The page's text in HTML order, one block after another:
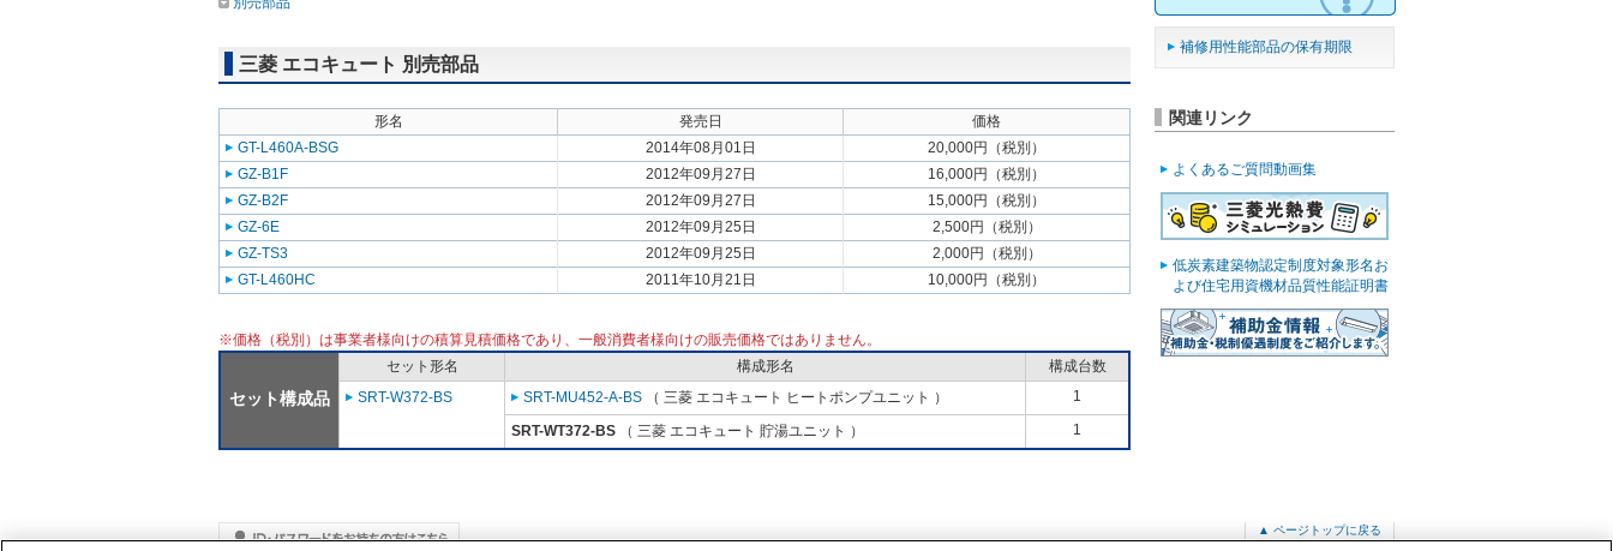
三菱 エコキュート 別売部品
形名 発売日
価格
GT-L460A-BSG
2014年08月01日
20,000円（税別）
GZ-B1F
2012年09月27日
16,000円（税別）
GZ-B2F
2012年09月27日
15,000円（税別）
GZ-6E
2012年09月25日
2,500円（税別）
GZ-TS3
2012年09月25日
2,000円（税別）
GT-L460HC
2011年10月21日 10,000円（税別）
※価格（税別）は事業者様向けの積算見積価格であり、一般消費者様向けの販売価格ではありません。
セット構成品
セット形名 構成形名
構成台数
SRT-W372-BS
SRT-MU452-A-BS （ 三菱 エコキュート ヒートポンプユニット ） 1
SRT-WT372-BS （ 三菱 エコキュート 貯湯ユニット ） 1
補修用性能部品の保有期限
関連リンク
よくあるご質問動画集
低炭素建築物認定制度対象形名お
よび住宅用資機材品質性能証明書
▲ ページトップに戻る